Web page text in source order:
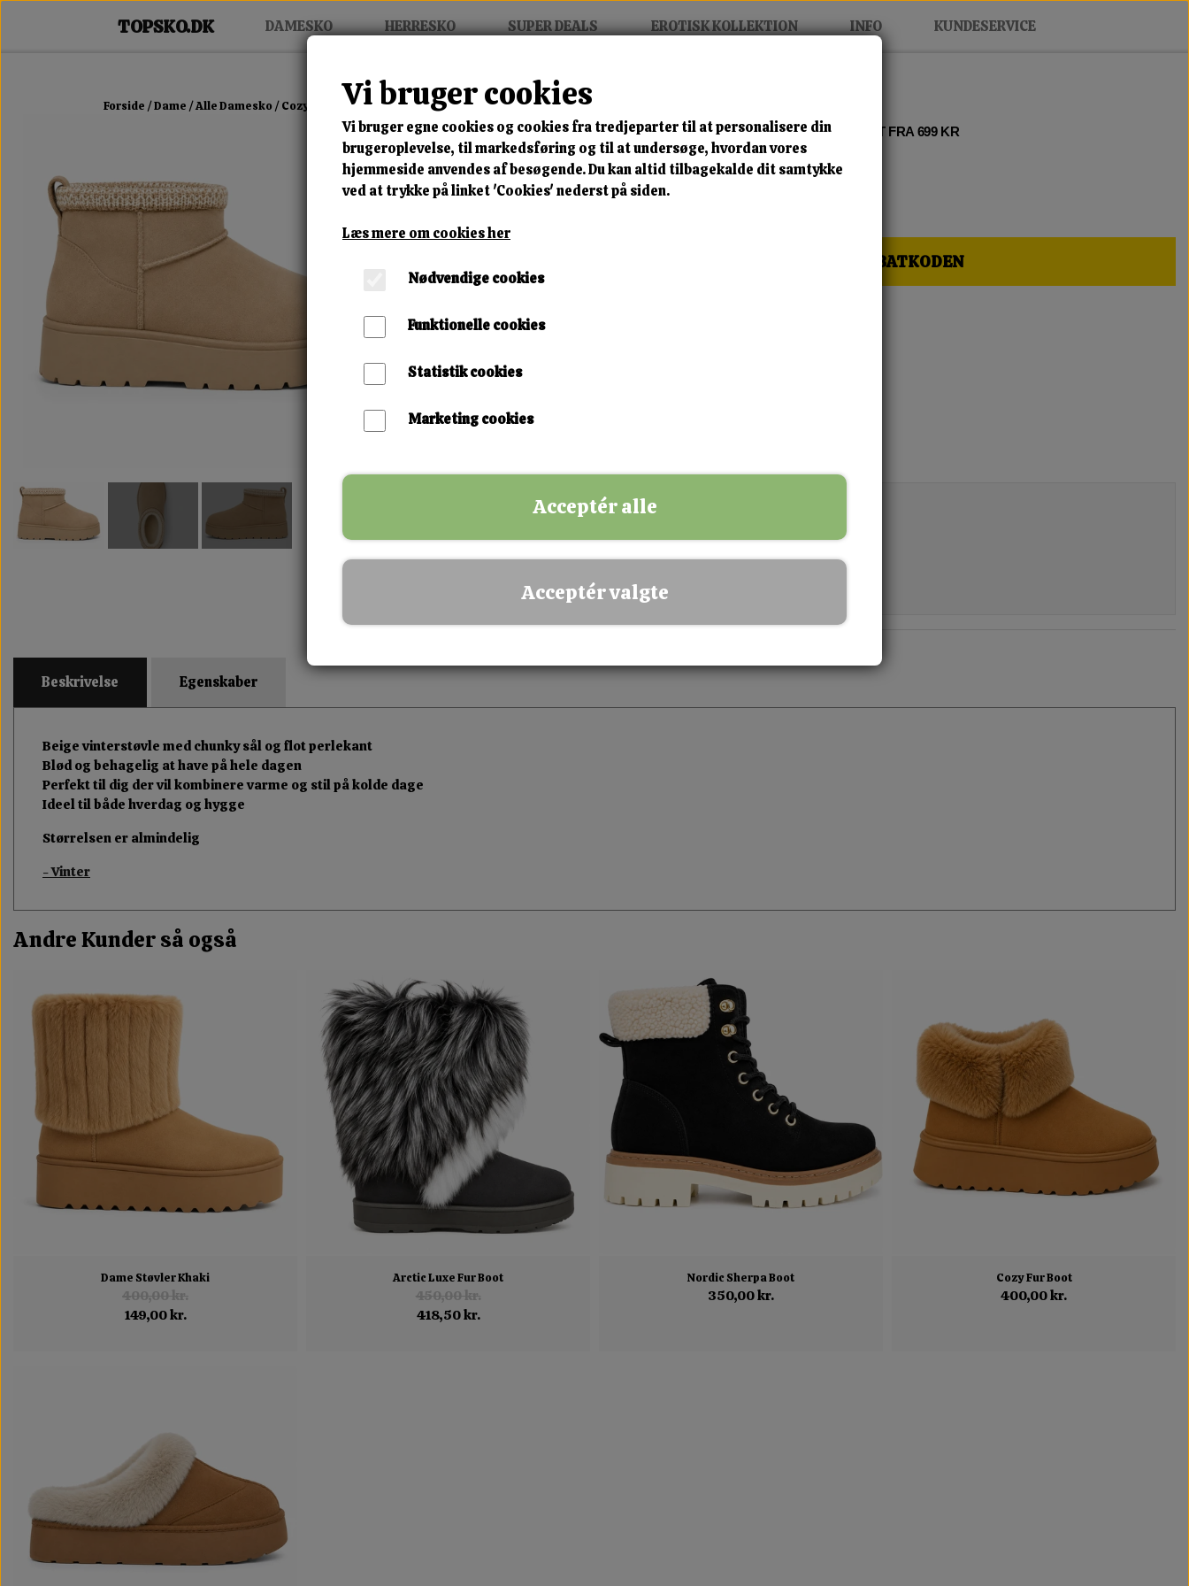
DAMESKO HERRESKO SUPER DEALS EROTISK KOLLEKTION INFO KUNDESERVICE
Forside Dame Alle Damesko
Cozy Platform Boot
MIX FRIT • KØB 3 BETAL FOR 2 • FRI FRAGT FRA 699 KR
Cozy Platform Boot
🎁 SPAR 10 % – KLIK HER OG FÅ RABATKODEN
300,00 kr.
36 37
✅ Fysisk butik i Esbjerg
✅ Sikker betaling
Beskrivelse Egenskaber
Beige vinterstøvle med chunky sål og flot perlekant
Blød og behagelig at have på hele dagen
Perfekt til dig der vil kombinere varme og stil på kolde dage
Ideel til både hverdag og hygge
Størrelsen er almindelig
- Vinter
Andre Kunder så også
Dame Støvler Khaki
400,00 kr.
149,00 kr.
Arctic Luxe Fur Boot
450,00 kr.
418,50 kr.
Nordic Sherpa Boot
350,00 kr.
Cozy Fur Boot
400,00 kr.
Vi bruger cookies
Vi bruger egne cookies og cookies fra tredjeparter til at personalisere din
brugeroplevelse, til markedsføring og til at undersøge, hvordan vores
hjemmeside anvendes af besøgende. Du kan altid tilbagekalde dit samtykke
ved at trykke på linket 'Cookies' nederst på siden.
Læs mere om cookies her
Nødvendige cookies
Funktionelle cookies
Statistik cookies
Marketing cookies
Acceptér alle
Acceptér valgte